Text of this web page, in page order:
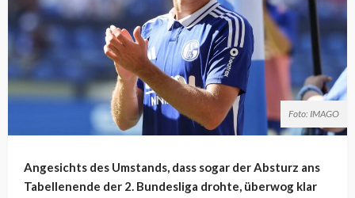
Foto: IMAGO
Angesichts des Umstands, dass sogar der Absturz ans
Tabellenende der 2. Bundesliga drohte, überwog klar